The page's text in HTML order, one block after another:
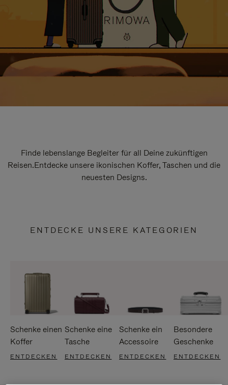
Finde lebenslange Begleiter für all Deine zukünftigen
Reisen.Entdecke unsere ikonischen Koffer, Taschen und die
neuesten Designs.
ENTDECKE UNSERE KATEGORIEN
Schenke einen
Koffer
ENTDECKEN
Schenke eine
Tasche
ENTDECKEN
Schenke ein
Accessoire
ENTDECKEN
Besondere
Geschenke
ENTDECKEN